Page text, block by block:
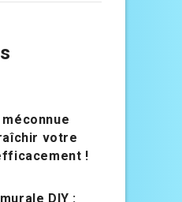
méconnue
votre
!
DIY :